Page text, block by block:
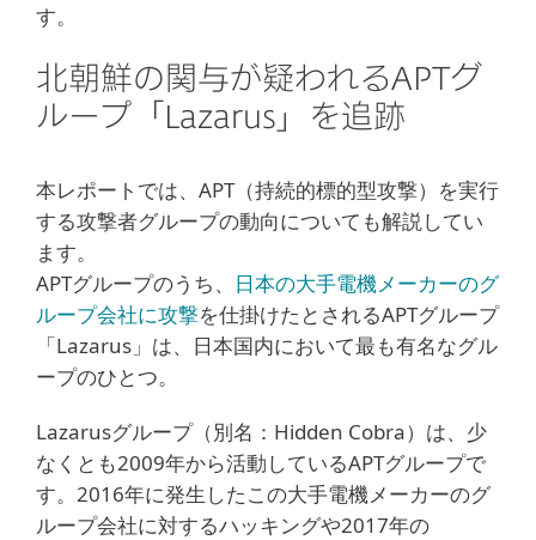
す。
北朝鮮の関与が疑われるAPTグ
ループ「Lazarus」を追跡
本レポートでは、APT（持続的標的型攻撃）を実行
する攻撃者グループの動向についても解説してい
ます。
APTグループのうち、 日本の大手電機メーカーのグ
ループ会社に攻撃を仕掛けたとされるAPTグループ
「Lazarus」は、日本国内において最も有名なグル
ープのひとつ。
Lazarusグループ（別名：Hidden Cobra）は、少
なくとも2009年から活動しているAPTグループで
す。2016年に発生したこの大手電機メーカーのグ
ループ会社に対するハッキングや2017年の